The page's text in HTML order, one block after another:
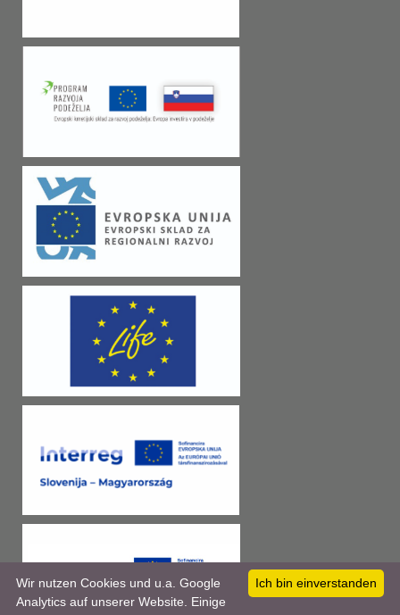
Ich bin einverstanden
Wir nutzen Cookies und u.a. Google
Analytics auf unserer Website. Einige